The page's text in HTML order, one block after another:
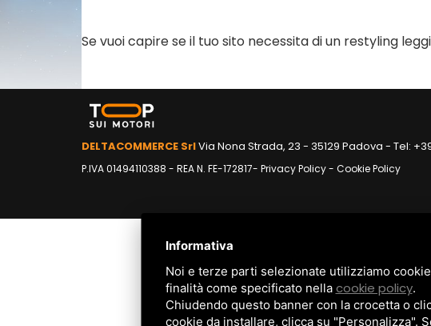
Se vuoi capire se il tuo sito necessita di un restyling
DELTACOMMERCE SrlVia Nona Strada, 23 - 35129 Padova - Tel:
P.IVA 01494110388 - REA N. FE-172817- Privacy Policy- Cookie Policy
Informativa
Noi e terze parti selezionate utilizziamo
finalità come specificato nella cookie policy.
Chiudendo questo banner con la crocetta o
cookie da installare, clicca su "Personalizza".